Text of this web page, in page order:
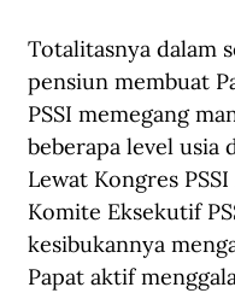
Totalitasnya dalam
pensiun membuat
PSSI memegang
beberapa level usia
Lewat Kongres
Komite Eksekutif
kesibukannya
Papat aktif